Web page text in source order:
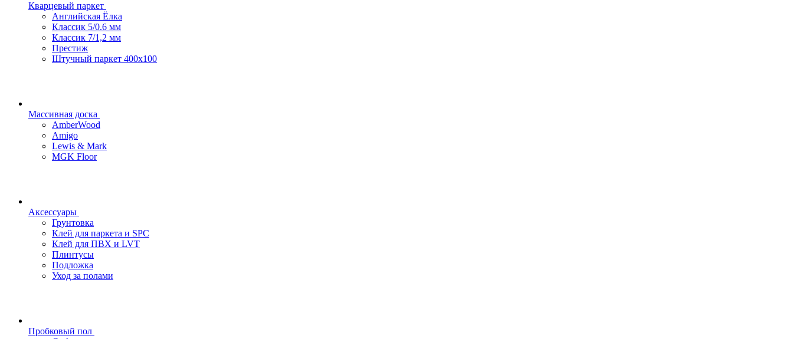
Кварцевый паркет
Английская Ёлка
Классик 5/0.6 мм
Классик 7/1,2 мм
Престиж
Штучный паркет 400x100
Массивная доска
AmberWood
Amigo
Lewis & Mark
MGK Floor
Аксессуары
Грунтовка
Клей для паркета и SPC
Клей для ПВХ и LVT
Плинтусы
Подложка
Уход за полами
Пробковый пол